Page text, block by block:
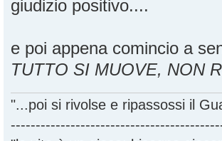
giudizio positivo....
e poi appena comincio a
TUTTO SI MUOVE, NON
"...poi si rivolse e ripassossi il